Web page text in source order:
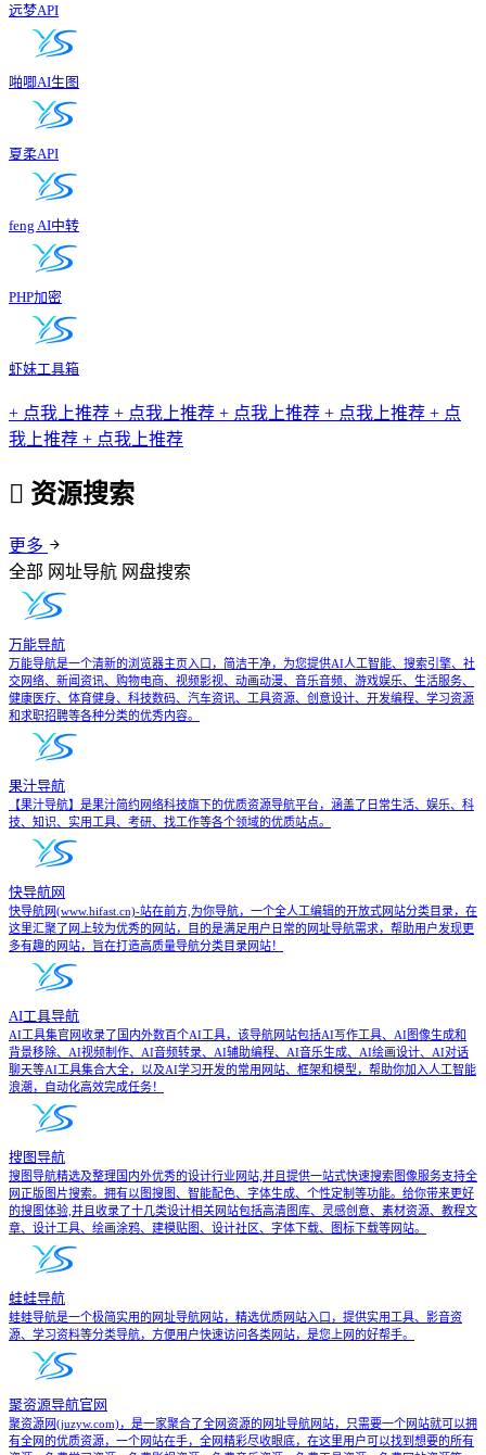
远梦API
啪唧AI生图
夏柔API
feng AI中转
PHP加密
虾妹工具箱
+ 点我上推荐 + 点我上推荐 + 点我上推荐 + 点我上推荐 + 点
我上推荐 + 点我上推荐
资源搜索
更多
全部 网址导航 网盘搜索
万能导航
万能导航是一个清新的浏览器主页入口，简洁干净，为您提供AI人工智能、搜索引擎、社
交网络、新闻资讯、购物电商、视频影视、动画动漫、音乐音频、游戏娱乐、生活服务、
健康医疗、体育健身、科技数码、汽车资讯、工具资源、创意设计、开发编程、学习资源
和求职招聘等各种分类的优秀内容。
果汁导航
【果汁导航】是果汁简约网络科技旗下的优质资源导航平台，涵盖了日常生活、娱乐、科
技、知识、实用工具、考研、找工作等各个领域的优质站点。
快导航网
快导航网(www.hifast.cn)-站在前方,为你导航，一个全人工编辑的开放式网站分类目录，在
这里汇聚了网上较为优秀的网站，目的是满足用户日常的网址导航需求，帮助用户发现更
多有趣的网站，旨在打造高质量导航分类目录网站！
AI工具导航
AI工具集官网收录了国内外数百个AI工具，该导航网站包括AI写作工具、AI图像生成和
背景移除、AI视频制作、AI音频转录、AI辅助编程、AI音乐生成、AI绘画设计、AI对话
聊天等AI工具集合大全，以及AI学习开发的常用网站、框架和模型，帮助你加入人工智能
浪潮，自动化高效完成任务！
搜图导航
搜图导航精选及整理国内外优秀的设计行业网站,并且提供一站式快速搜索图像服务支持全
网正版图片搜索。拥有以图搜图、智能配色、字体生成、个性定制等功能。给你带来更好
的搜图体验,并且收录了十几类设计相关网站包括高清图库、灵感创意、素材资源、教程文
章、设计工具、绘画涂鸦、建模贴图、设计社区、字体下载、图标下载等网站。
蛙蛙导航
蛙蛙导航是一个极简实用的网址导航网站，精选优质网站入口，提供实用工具、影音资
源、学习资料等分类导航，方便用户快速访问各类网站，是您上网的好帮手。
聚资源导航官网
聚资源网(juzyw.com)，是一家聚合了全网资源的网址导航网站，只需要一个网站就可以拥
有全网的优质资源，一个网站在手，全网精彩尽收眼底，在这里用户可以找到想要的所有